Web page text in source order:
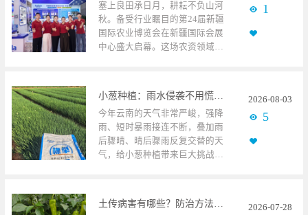
塞上良田承日月，耕耘不负山河
秋。备受行业瞩目的第24届新疆
国际农业博览会在新疆国际会展
中心盛大启幕。这场农资领域的
业发展新动能。烟台巴内达进出
口有限公司携碧卡、黑坦克、棵
举系列产品强势参展，凭借硬核
产品实力、创新的技术与深厚的
品牌积淀备受关注，吸引了大批
情与相关政策，展位现场气氛热
1
小葱种植：雨水侵袭不用慌，四招稳住小葱产量
今年云南的天气非常严峻，强降
雨、短时暴雨接连不断，叠加雨
后骤晴、晴后骤雨反复交替的天
气，给小葱种植带来巨大挑战。
今年小葱管理难度大、容易减产
2026-08-03
5
2026-07-28